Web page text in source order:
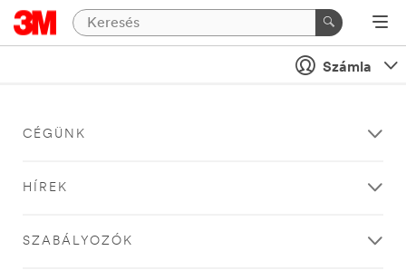
Számla
CÉGÜNK
HÍREK
SZABÁLYOZÓK